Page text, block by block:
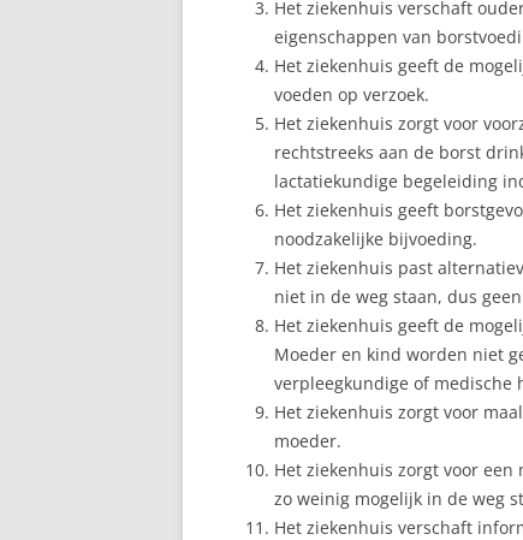
Het ziekenhuis verschaft
eigenschappen van
Het ziekenhuis geeft de
voeden op verzoek.
Het ziekenhuis zorgt voor
rechtstreeks aan de borst
lactatiekundige begeleiding
Het ziekenhuis geeft
noodzakelijke bijvoeding.
Het ziekenhuis past
niet in de weg staan, dus
Het ziekenhuis geeft de
Moeder en kind worden niet
verpleegkundige of medische
Het ziekenhuis zorgt voor
moeder.
Het ziekenhuis zorgt voor
zo weinig mogelijk in de weg
Het ziekenhuis verschaft